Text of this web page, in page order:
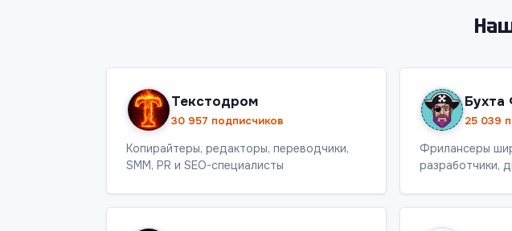
Текстодром
30 957 подписчиков
Копирайтеры, редакторы, переводчики,
SMM, PR и SEO-специалисты
Бухта
25 039
Фрилансеры
разработчики,